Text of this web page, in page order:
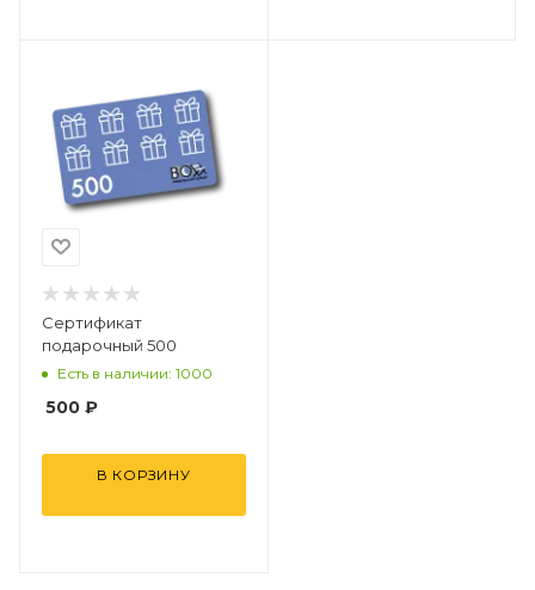
Сертификат
подарочный 500
Есть в наличии: 1000
500 ₽
В КОРЗИНУ